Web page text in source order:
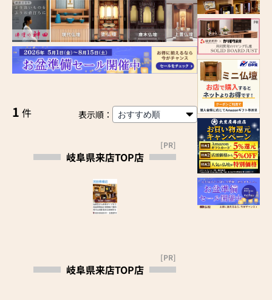
1 件 表示順：
岐阜県来店TOP店
[PR]
岐阜県来店TOP店
[PR]